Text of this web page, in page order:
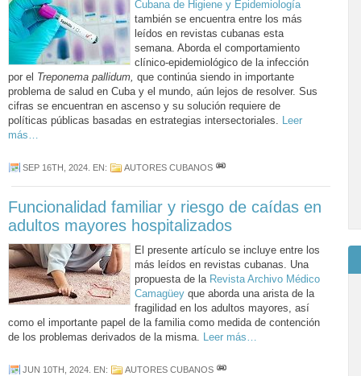
Cubana de Higiene y Epidemiología
también se encuentra entre los más
leídos en revistas cubanas esta
semana. Aborda el comportamiento
clínico-epidemiológico de la infección
por el Treponema pallidum, que continúa siendo in importante
problema de salud en Cuba y el mundo, aún lejos de resolver. Sus
cifras se encuentran en ascenso y su solución requiere de
políticas públicas basadas en estrategias intersectoriales. Leer
más…
SEP 16TH, 2024 . EN: AUTORES CUBANOS
Funcionalidad familiar y riesgo de caídas en
adultos mayores hospitalizados
El presente artículo se incluye entre los
más leídos en revistas cubanas. Una
propuesta de la Revista Archivo Médico
Camagüey que aborda una arista de la
fragilidad en los adultos mayores, así
como el importante papel de la familia como medida de contención
de los problemas derivados de la misma. Leer más…
JUN 10TH, 2024 . EN: AUTORES CUBANOS